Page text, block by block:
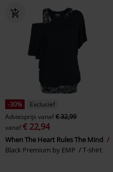
-30%
Exclusief
Adviesprijs vanaf€ 32,99
vanaf€ 22,94
When The Heart Rules The Mind
Black Premium by EMP
T-shirt